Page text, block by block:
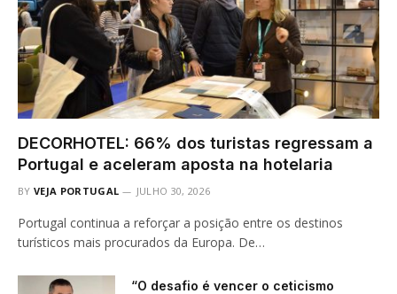
DECORHOTEL: 66% dos turistas regressam a
Portugal e aceleram aposta na hotelaria
BY VEJA PORTUGAL JULHO 30, 2026
Portugal continua a reforçar a posição entre os destinos
turísticos mais procurados da Europa. De…
“O desafio é vencer o ceticismo